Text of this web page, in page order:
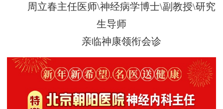
周立春主任医师\神经病学博士\副教授\研究
生导师
亲临神康领衔会诊